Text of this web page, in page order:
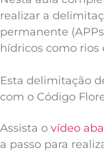
realizar a
permanente
hídricos como rios
Esta delimitação
com o Código
Assista o vídeo
a passo para